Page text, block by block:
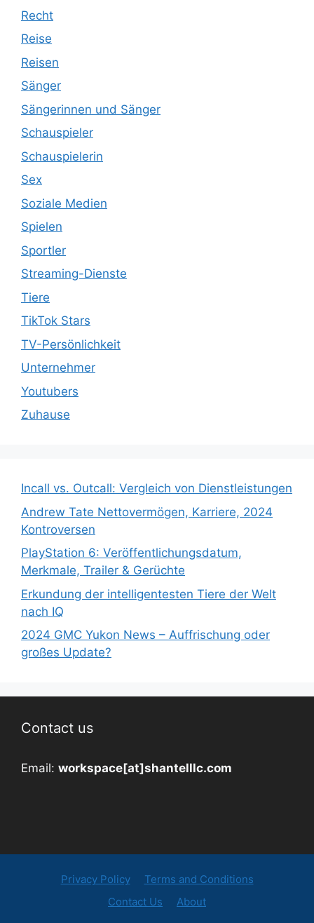
Recht
Reise
Reisen
Sänger
Sängerinnen und Sänger
Schauspieler
Schauspielerin
Sex
Soziale Medien
Spielen
Sportler
Streaming-Dienste
Tiere
TikTok Stars
TV-Persönlichkeit
Unternehmer
Youtubers
Zuhause
Incall vs. Outcall: Vergleich von Dienstleistungen
Andrew Tate Nettovermögen, Karriere, 2024
Kontroversen
PlayStation 6: Veröffentlichungsdatum,
Merkmale, Trailer & Gerüchte
Erkundung der intelligentesten Tiere der Welt
nach IQ
2024 GMC Yukon News – Auffrischung oder
großes Update?
Contact us
Email: workspace[at]shantelllc.com
Privacy Policy
Terms and Conditions
Contact Us
About